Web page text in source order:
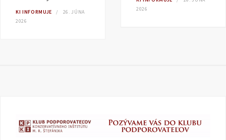
KI INFORMUJE
26. JÚNA
2026
2026